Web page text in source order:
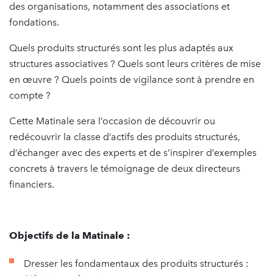
des organisations, notamment des associations et
fondations.
Quels produits structurés sont les plus adaptés aux
structures associatives ? Quels sont leurs critères de mise
en œuvre ? Quels points de vigilance sont à prendre en
compte ?
Cette Matinale sera l’occasion de découvrir ou
redécouvrir la classe d’actifs des produits structurés,
d’échanger avec des experts et de s’inspirer d’exemples
concrets à travers le témoignage de deux directeurs
financiers.
Objectifs de la Matinale :
Dresser les fondamentaux des produits structurés :